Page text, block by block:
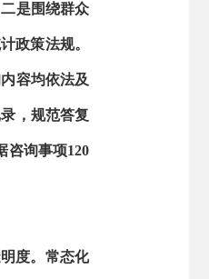
是围绕群众
政策法规。
容均依法及
，规范答复
咨询事项120
度。常态化